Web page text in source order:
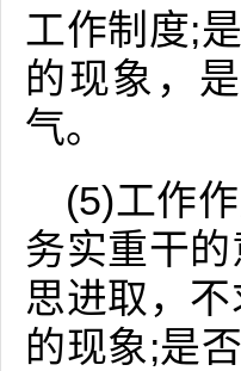
工作制度;
的现象，
气。
(5)工作
务实重干
思进取，
的现象;是